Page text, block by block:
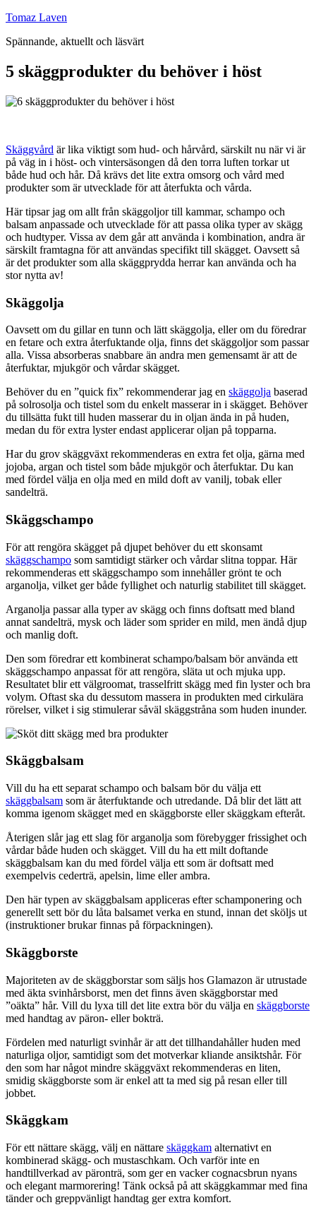
Hoppa
innehåll
Tomaz Laven
Spännande, aktuellt och läsvärt
5 skäggprodukter du behöver i höst
Skäggvård är lika viktigt som hud- och hårvård, särskilt nu när vi är
på väg in i höst- och vintersäsongen då den torra luften torkar ut
både hud och hår. Då krävs det lite extra omsorg och vård med
produkter som är utvecklade för att återfukta och vårda.
Här tipsar jag om allt från skäggoljor till kammar, schampo och
balsam anpassade och utvecklade för att passa olika typer av skägg
och hudtyper. Vissa av dem går att använda i kombination, andra är
särskilt framtagna för att användas specifikt till skägget. Oavsett så
är det produkter som alla skäggprydda herrar kan använda och ha
stor nytta av!
Skäggolja
Oavsett om du gillar en tunn och lätt skäggolja, eller om du föredrar
en fetare och extra återfuktande olja, finns det skäggoljor som passar
alla. Vissa absorberas snabbare än andra men gemensamt är att de
återfuktar, mjukgör och vårdar skägget.
Behöver du en ”quick fix” rekommenderar jag en skäggolja baserad
på solrosolja och tistel som du enkelt masserar in i skägget. Behöver
du tillsätta fukt till huden masserar du in oljan ända in på huden,
medan du för extra lyster endast applicerar oljan på topparna.
Har du grov skäggväxt rekommenderas en extra fet olja, gärna med
jojoba, argan och tistel som både mjukgör och återfuktar. Du kan
med fördel välja en olja med en mild doft av vanilj, tobak eller
sandelträ.
Skäggschampo
För att rengöra skägget på djupet behöver du ett skonsamt
skäggschampo som samtidigt stärker och vårdar slitna toppar. Här
rekommenderas ett skäggschampo som innehåller grönt te och
arganolja, vilket ger både fyllighet och naturlig stabilitet till skägget.
Arganolja passar alla typer av skägg och finns doftsatt med bland
annat sandelträ, mysk och läder som sprider en mild, men ändå djup
och manlig doft.
Den som föredrar ett kombinerat schampo/balsam bör använda ett
skäggschampo anpassat för att rengöra, släta ut och mjuka upp.
Resultatet blir ett välgroomat, trasselfritt skägg med fin lyster och bra
volym. Oftast ska du dessutom massera in produkten med cirkulära
rörelser, vilket i sig stimulerar såväl skäggstråna som huden inunder.
Skäggbalsam
Vill du ha ett separat schampo och balsam bör du välja ett
skäggbalsam som är återfuktande och utredande. Då blir det lätt att
komma igenom skägget med en skäggborste eller skäggkam efteråt.
Återigen slår jag ett slag för arganolja som förebygger frissighet och
vårdar både huden och skägget. Vill du ha ett milt doftande
skäggbalsam kan du med fördel välja ett som är doftsatt med
exempelvis cederträ, apelsin, lime eller ambra.
Den här typen av skäggbalsam appliceras efter schamponering och
generellt sett bör du låta balsamet verka en stund, innan det sköljs ut
(instruktioner brukar finnas på förpackningen).
Skäggborste
Majoriteten av de skäggborstar som säljs hos Glamazon är utrustade
med äkta svinhårsborst, men det finns även skäggborstar med
”oäkta” hår. Vill du lyxa till det lite extra bör du välja en skäggborste
med handtag av päron- eller bokträ.
Fördelen med naturligt svinhår är att det tillhandahåller huden med
naturliga oljor, samtidigt som det motverkar kliande ansiktshår. För
den som har något mindre skäggväxt rekommenderas en liten,
smidig skäggborste som är enkel att ta med sig på resan eller till
jobbet.
Skäggkam
För ett nättare skägg, välj en nättare skäggkam alternativt en
kombinerad skägg- och mustaschkam. Och varför inte en
handtillverkad av päronträ, som ger en vacker cognacsbrun nyans
och elegant marmorering! Tänk också på att skäggkammar med fina
tänder och greppvänligt handtag ger extra komfort.